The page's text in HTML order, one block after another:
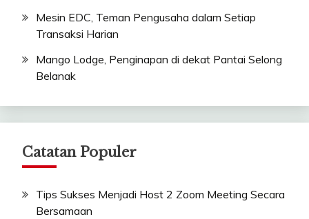
Mesin EDC, Teman Pengusaha dalam Setiap
Transaksi Harian
Mango Lodge, Penginapan di dekat Pantai Selong
Belanak
Catatan Populer
Tips Sukses Menjadi Host 2 Zoom Meeting Secara
Bersamaan